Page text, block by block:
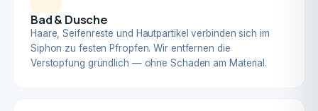
Bad & Dusche
Haare, Seifenreste und Hautpartikel verbinden sich im
Siphon zu festen Pfropfen. Wir entfernen die
Verstopfung gründlich — ohne Schaden am Material.